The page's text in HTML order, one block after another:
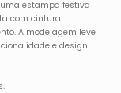
estampa festiva
com cintura
A modelagem leve
e design